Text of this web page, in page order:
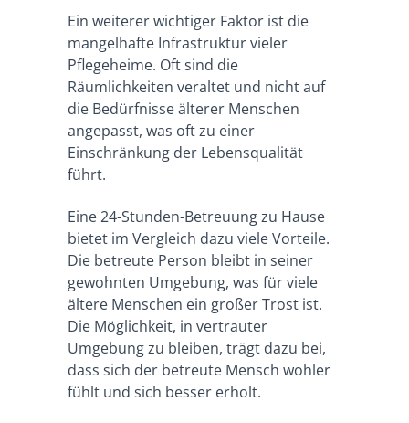
Ein weiterer wichtiger Faktor ist die
mangelhafte Infrastruktur vieler
Pflegeheime. Oft sind die
Räumlichkeiten veraltet und nicht auf
die Bedürfnisse älterer Menschen
angepasst, was oft zu einer
Einschränkung der Lebensqualität
führt.
Eine 24-Stunden-Betreuung zu Hause
bietet im Vergleich dazu viele Vorteile.
Die betreute Person bleibt in seiner
gewohnten Umgebung, was für viele
ältere Menschen ein großer Trost ist.
Die Möglichkeit, in vertrauter
Umgebung zu bleiben, trägt dazu bei,
dass sich der betreute Mensch wohler
fühlt und sich besser erholt.